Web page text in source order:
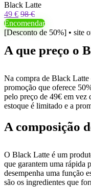
Black Latte
49 € 98 €
Encomendar
[Desconto de 50%] • site
A que preço o
Na compra de Black Latte
promoção que oferece
pelo preço de 49€ em vez
estoque é limitado e a
A composição
O Black Latte é um
que garantem uma rápida
desempenha uma função
são os ingredientes que